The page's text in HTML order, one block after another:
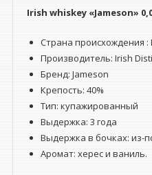
Irish whiskey «Jameson»
Страна происхождения :
Производитель: Irish
Бренд: Jameson
Крепость: 40%
Тип: купажированный
Выдержка: 3 года
Выдержка в бочках: из-
Аромат: херес и ваниль.